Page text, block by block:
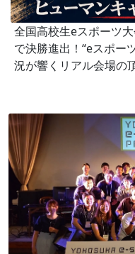
全国高校生eスポーツ
で決勝進出！“eスポー
況が響くリアル会場の